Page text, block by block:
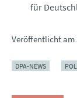
für
Veröffentlicht am
DPA-NEWS